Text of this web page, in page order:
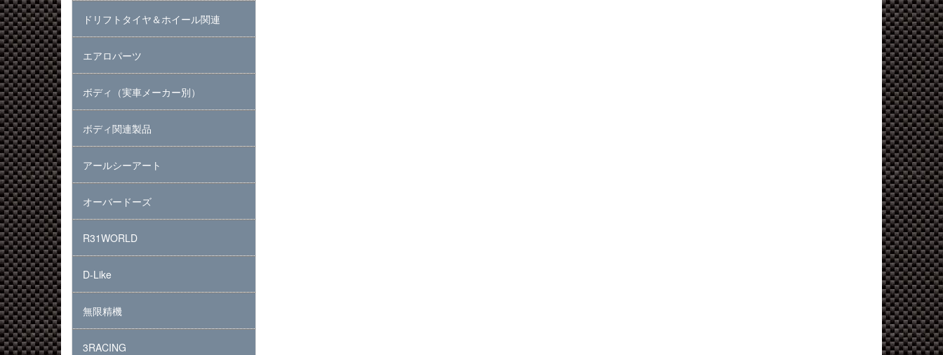
ドリフトタイヤ＆ホイール関連
エアロパーツ
ボディ（実車メーカー別）
ボディ関連製品
アールシーアート
オーバードーズ
R31WORLD
D-Like
無限精機
3RACING